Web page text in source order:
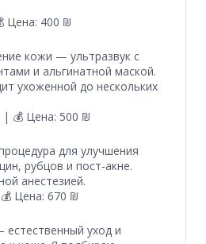
Цена: 400 ₪
кожи — ультразвук с
и альгинатной маской.
ухоженной до нескольких
💰 Цена: 500 ₪
для улучшения
рубцов и пост-акне.
анестезией.
Цена: 670 ₪
уход и